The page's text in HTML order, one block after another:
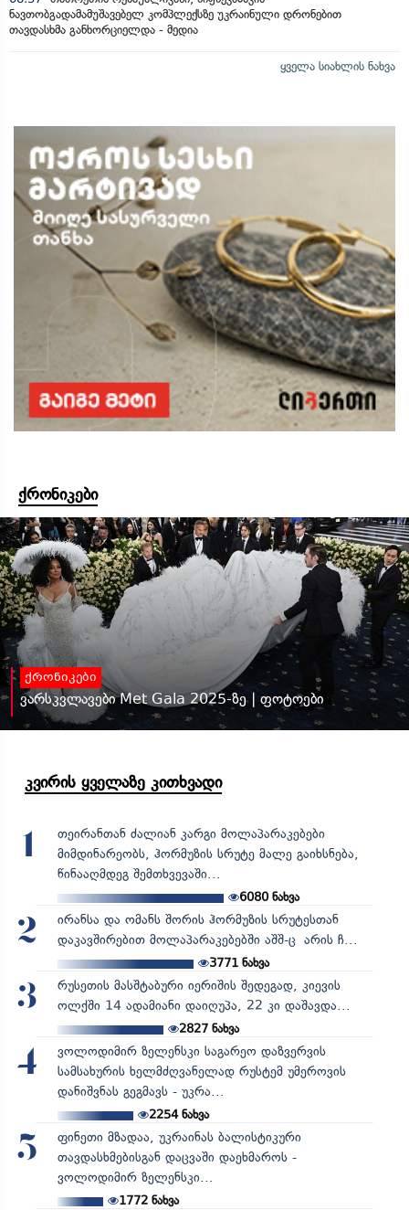
ნავთობგადამამუშავებელ კომპლექსზე უკრაინული დრონებით
თავდასხმა განხორციელდა - მედია
ყველა სიახლის ნახვა
ქრონიკები
ქრონიკები
ვარსკვლავები Met Gala 2025-ზე | ფოტოები
კვირის ყველაზე კითხვადი
1
თეირანთან ძალიან კარგი მოლაპარაკებები
მიმდინარეობს, ჰორმუზის სრუტე მალე გაიხსნება,
წინააღმდეგ შემთხვევაში...
6080ნახვა
2
ირანსა და ომანს შორის ჰორმუზის სრუტესთან
დაკავშირებით მოლაპარაკებებში აშშ-ც არის ჩ...
3771ნახვა
3
რუსეთის მასშტაბური იერიშის შედეგად, კიევის
ოლქში 14 ადამიანი დაიღუპა, 22 კი დაშავდა...
2827ნახვა
4
ვოლოდიმირ ზელენსკი საგარეო დაზვერვის
სამსახურის ხელმძღვანელად რუსტემ უმეროვის
დანიშვნას გეგმავს - უკრა...
2254ნახვა
5
ფინეთი მზადაა, უკრაინას ბალისტიკური
თავდასხმებისგან დაცვაში დაეხმაროს -
ვოლოდიმირ ზელენსკი...
1772ნახვა